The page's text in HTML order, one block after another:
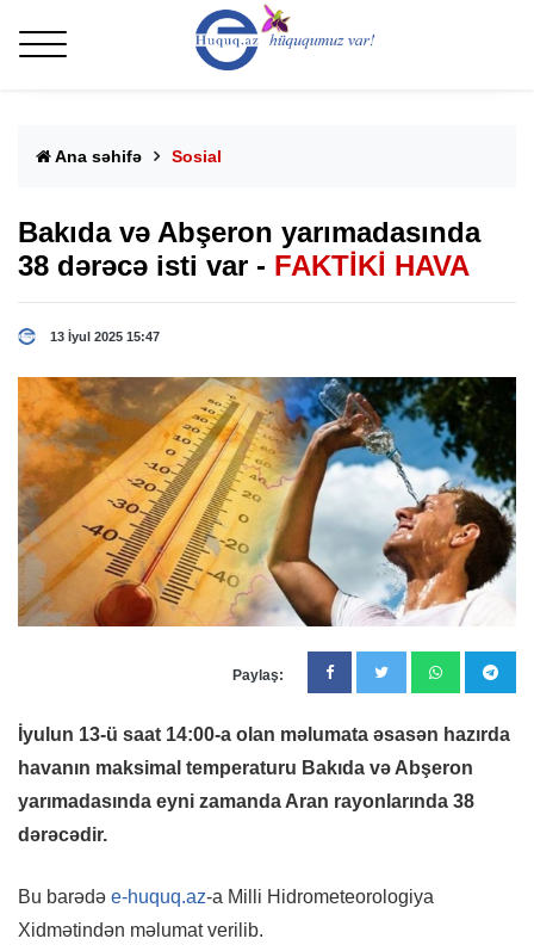
Ana səhifə Sosial
Bakıda və Abşeron yarımadasında
38 dərəcə isti var - FAKTİKİ HAVA
13 İyul 2025 15:47
Paylaş:
İyulun 13-ü saat 14:00-a olan məlumata əsasən hazırda
havanın maksimal temperaturu Bakıda və Abşeron
yarımadasında eyni zamanda Aran rayonlarında 38
dərəcədir.
Bu barədə e-huquq.az-a Milli Hidrometeorologiya
Xidmətindən məlumat verilib.